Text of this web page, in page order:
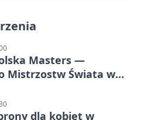
Masters —
Mistrzostw Świata w
dla kobiet w